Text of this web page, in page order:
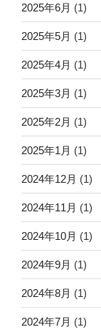
2025年6月 (1)
2025年5月 (1)
2025年4月 (1)
2025年3月 (1)
2025年2月 (1)
2025年1月 (1)
2024年12月 (1)
2024年11月 (1)
2024年10月 (1)
2024年9月 (1)
2024年8月 (1)
2024年7月 (1)